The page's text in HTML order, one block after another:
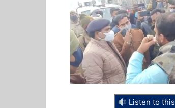
Listen to this